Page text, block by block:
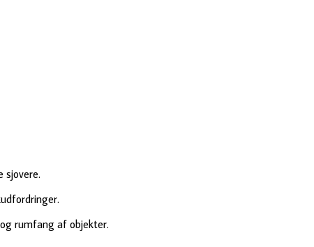
sjovere.
rumfang af objekter.